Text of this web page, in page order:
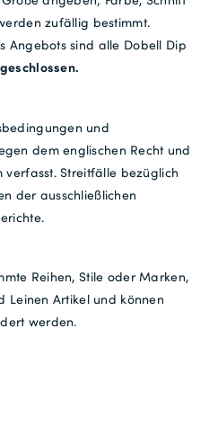
zufällig bestimmt.
Angebots sind alle Dobell Dip
und
dem englischen Recht und
Streitfälle bezüglich
der ausschließlichen
Reihen, Stile oder Marken,
Leinen Artikel und können
werden.